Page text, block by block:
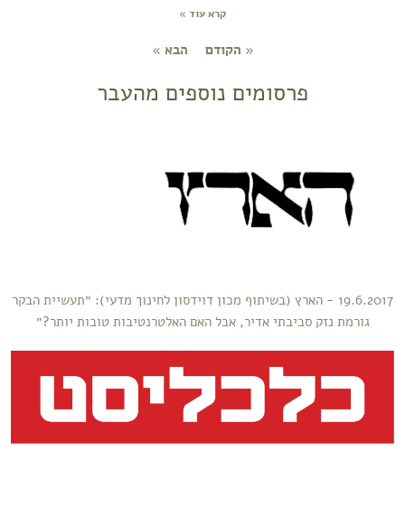
קרא עוד »
« הקודם הבא »
פרסומים נוספים מהעבר
19.6.2017 - הארץ (בשיתוף מכון דוידסון לחינוך מדעי): ״תעשיית הבקר
גורמת נזק סביבתי אדיר, אבל האם האלטרנטיבות טובות יותר?״